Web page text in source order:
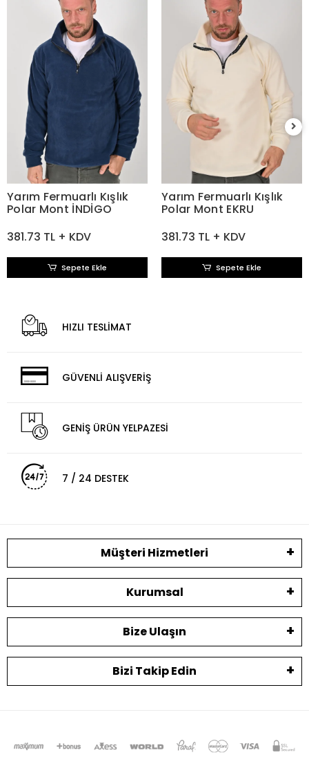
Yarım Fermuarlı Kışlık
Polar Mont İNDİGO
381.73 TL + KDV
Sepete Ekle
Yarım Fermuarlı Kışlık
Polar Mont EKRU
381.73 TL + KDV
Sepete Ekle
HIZLI TESLİMAT
GÜVENLİ ALIŞVERİŞ
GENİŞ ÜRÜN YELPAZESİ
7 / 24 DESTEK
Müşteri Hizmetleri
Kurumsal
Bize Ulaşın
Bizi Takip Edin